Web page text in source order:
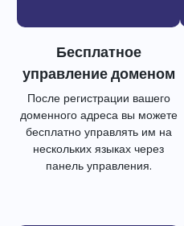
Бесплатное
управление доменом
После регистрации вашего
доменного адреса вы можете
бесплатно управлять им на
нескольких языках через
панель управления.